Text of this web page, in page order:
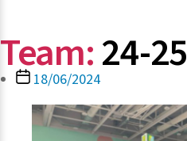
Team:24-25
Berichtdatum
18/06/2024